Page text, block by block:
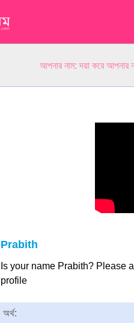
আপনার নাম: দয়া করে আপনার
Prabith
Is your name Prabith? Please
profile
অর্থ: